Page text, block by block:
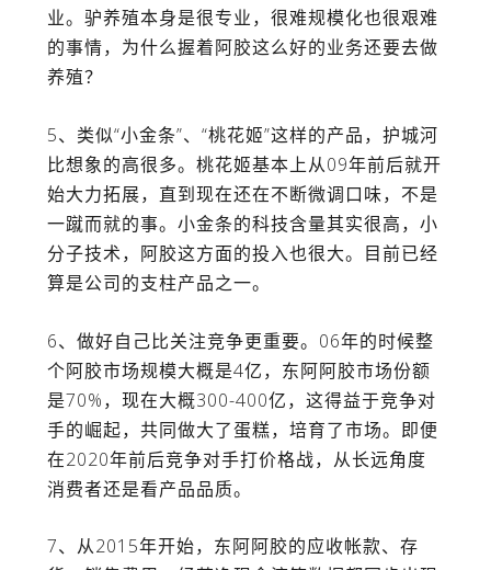
业。驴养殖本身是很专业，很难规模化也很艰难
的事情，为什么握着阿胶这么好的业务还要去做
养殖？
5、类似“小金条”、“桃花姬”这样的产品，护城河
比想象的高很多。桃花姬基本上从09年前后就开
始大力拓展，直到现在还在不断微调口味，不是
一蹴而就的事。小金条的科技含量其实很高，小
分子技术，阿胶这方面的投入也很大。目前已经
算是公司的支柱产品之一。
6、做好自己比关注竞争更重要。06年的时候整
个阿胶市场规模大概是4亿，东阿阿胶市场份额
是70%，现在大概300-400亿，这得益于竞争对
手的崛起，共同做大了蛋糕，培育了市场。即便
在2020年前后竞争对手打价格战，从长远角度
消费者还是看产品品质。
7、从2015年开始，东阿阿胶的应收帐款、存